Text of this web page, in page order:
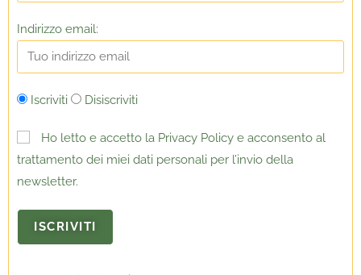
Indirizzo email:
Iscriviti Disiscriviti
Ho letto e accetto la Privacy Policy e acconsento al
trattamento dei miei dati personali per l’invio della
newsletter.